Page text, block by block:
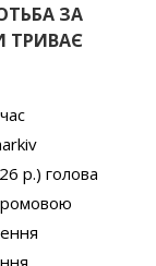
ЗА
ТРИВАЄ
р.) голова